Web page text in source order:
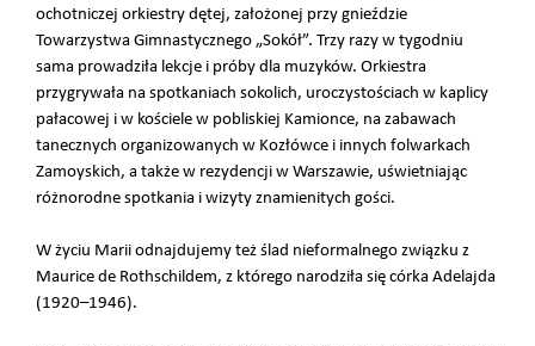
ochotniczej orkiestry dętej, założonej przy gnieździe
Towarzystwa Gimnastycznego „Sokół”. Trzy razy w tygodniu
sama prowadziła lekcje i próby dla muzyków. Orkiestra
przygrywała na spotkaniach sokolich, uroczystościach w kaplicy
pałacowej i w kościele w pobliskiej Kamionce, na zabawach
tanecznych organizowanych w Kozłówce i innych folwarkach
Zamoyskich, a także w rezydencji w Warszawie, uświetniając
różnorodne spotkania i wizyty znamienitych gości.
W życiu Marii odnajdujemy też ślad nieformalnego związku z
Maurice de Rothschildem, z którego narodziła się córka Adelajda
(1920–1946).